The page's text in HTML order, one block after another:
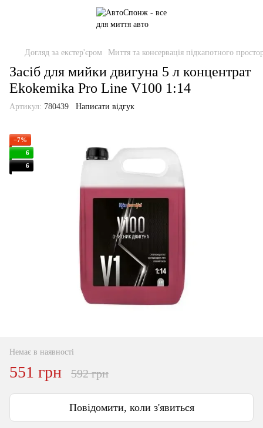
Догляд за екстер'єром Миття та консервація підкапотного
Засіб для мийки двигуна 5 л концентрат
Ekokemika Pro Line V100 1:14
Артикул: 780439 Написати відгук
−7%
6
6
Немає в наявності
551 грн 592 грн
Повідомити, коли з'явиться